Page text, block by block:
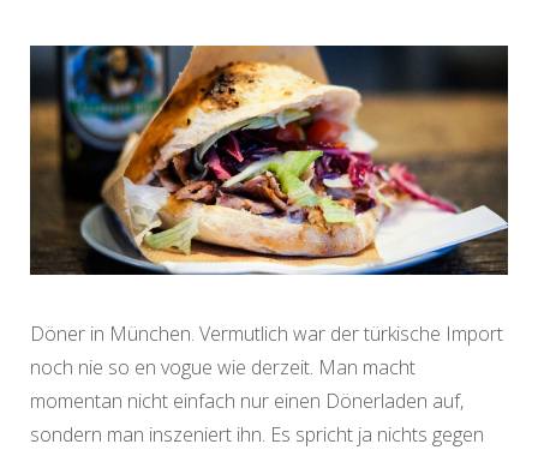
Döner in München. Vermutlich war der türkische Import
noch nie so en vogue wie derzeit. Man macht
momentan nicht einfach nur einen Dönerladen auf,
sondern man inszeniert ihn. Es spricht ja nichts gegen